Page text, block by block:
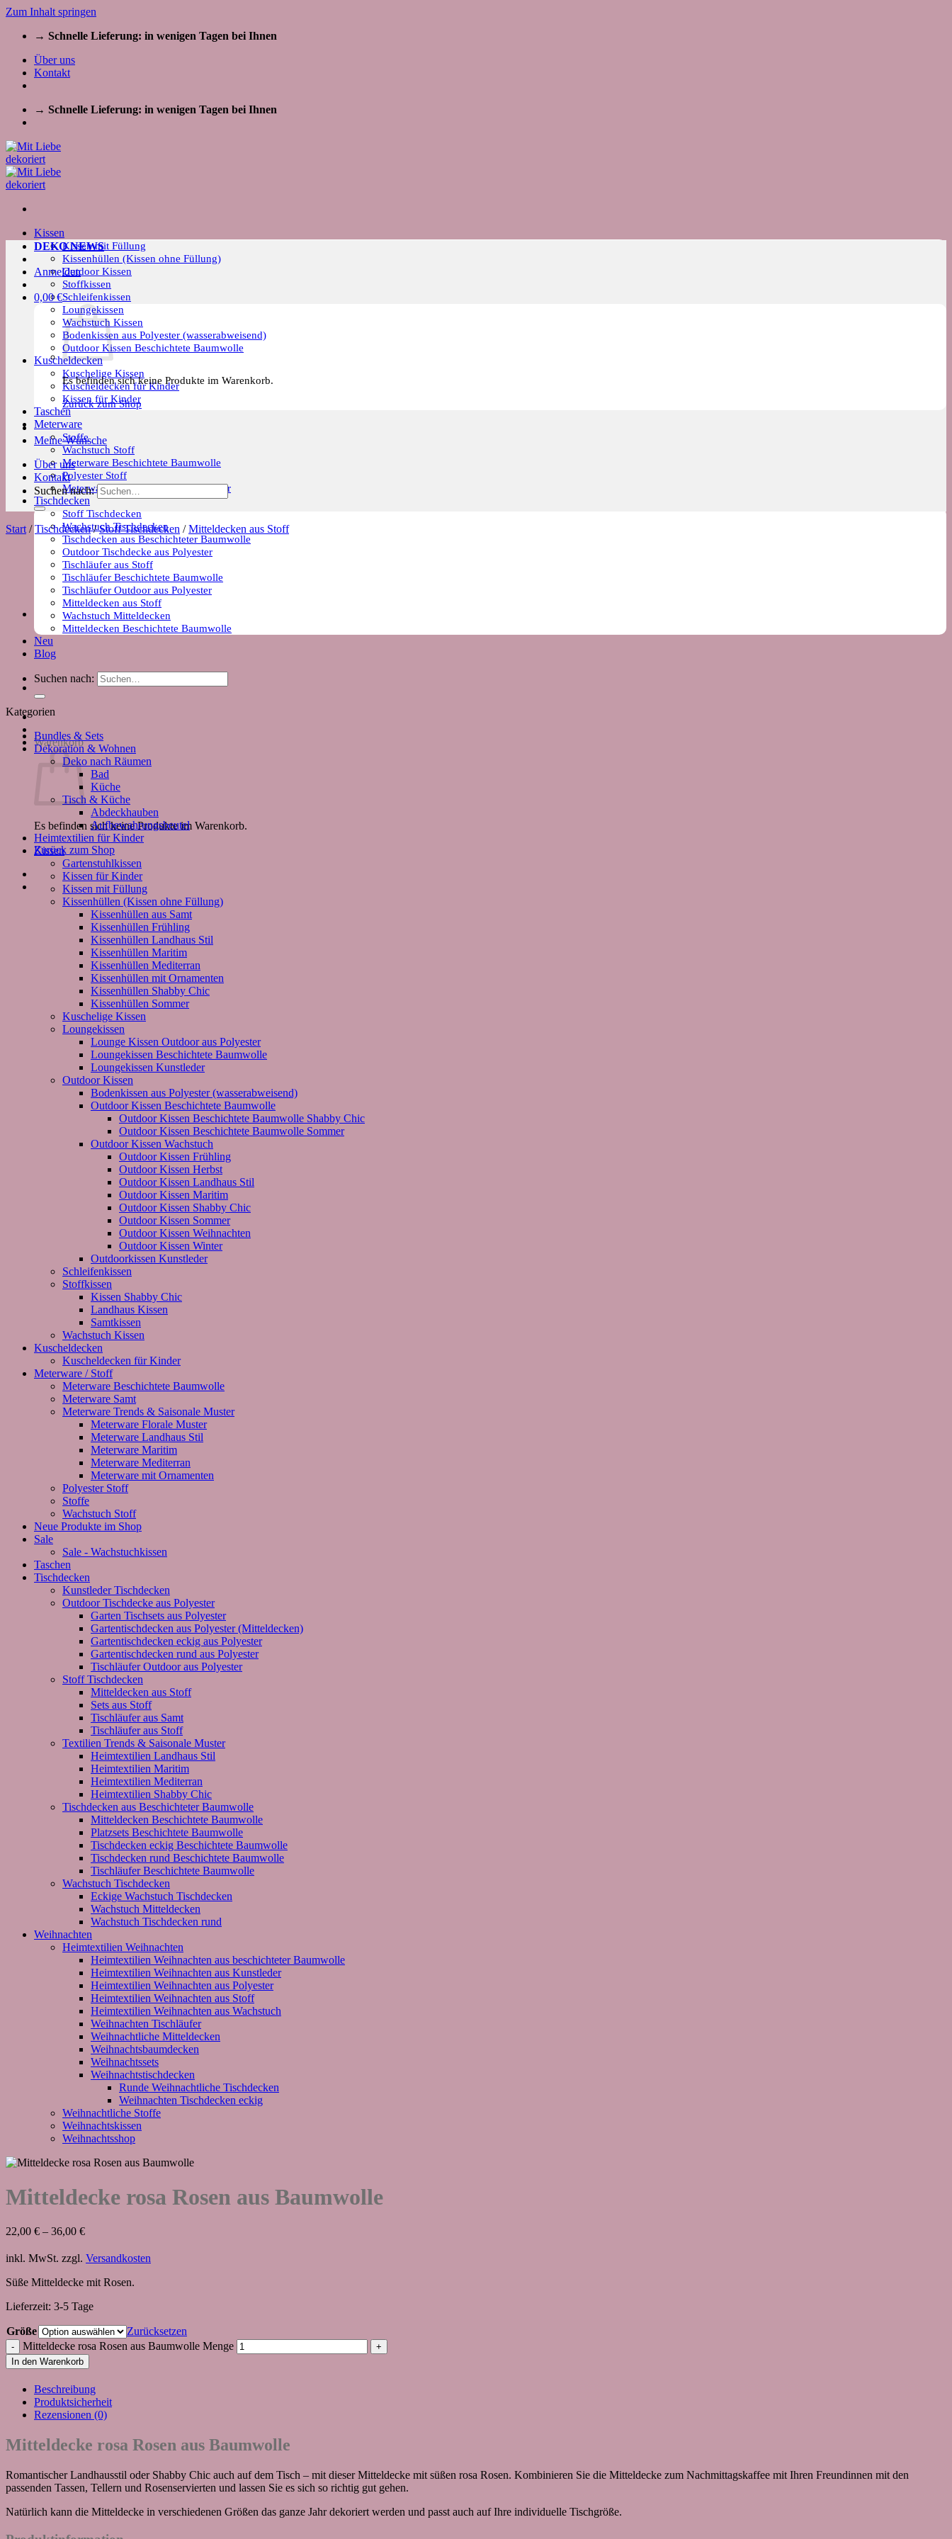
Zum Inhalt springen
→ Schnelle Lieferung: in wenigen Tagen bei Ihnen
Über uns
Kontakt
→ Schnelle Lieferung: in wenigen Tagen bei Ihnen
Kissen
Kissen mit Füllung
Kissenhüllen (Kissen ohne Füllung)
Outdoor Kissen
Stoffkissen
Schleifenkissen
Loungekissen
Wachstuch Kissen
Bodenkissen aus Polyester (wasserabweisend)
Outdoor Kissen Beschichtete Baumwolle
Kuscheldecken
Kuschelige Kissen
Kuscheldecken für Kinder
Kissen für Kinder
Taschen
Meterware
Stoffe
Wachstuch Stoff
Meterware Beschichtete Baumwolle
Polyester Stoff
Meterware Trends & Saisonale Muster
Tischdecken
Stoff Tischdecken
Wachstuch Tischdecken
Tischdecken aus Beschichteter Baumwolle
Outdoor Tischdecke aus Polyester
Tischläufer aus Stoff
Tischläufer Beschichtete Baumwolle
Tischläufer Outdoor aus Polyester
Mitteldecken aus Stoff
Wachstuch Mitteldecken
Mitteldecken Beschichtete Baumwolle
Neu
Blog
Suchen nach:
Warenkorb
Es befinden sich keine Produkte im Warenkorb.
Zurück zum Shop
DEKO NEWS
Anmelden
0,00€
Es befinden sich keine Produkte im Warenkorb.
Zurück zum Shop
Meine Wünsche
Über uns
Kontakt
Suchen nach:
Start / Tischdecken / Stoff Tischdecken / Mitteldecken aus Stoff
Kategorien
Bundles & Sets
Dekoration & Wohnen
Deko nach Räumen
Bad
Küche
Tisch & Küche
Abdeckhauben
Aufbewahrungsbeutel
Heimtextilien für Kinder
Kissen
Gartenstuhlkissen
Kissen für Kinder
Kissen mit Füllung
Kissenhüllen (Kissen ohne Füllung)
Kissenhüllen aus Samt
Kissenhüllen Frühling
Kissenhüllen Landhaus Stil
Kissenhüllen Maritim
Kissenhüllen Mediterran
Kissenhüllen mit Ornamenten
Kissenhüllen Shabby Chic
Kissenhüllen Sommer
Kuschelige Kissen
Loungekissen
Lounge Kissen Outdoor aus Polyester
Loungekissen Beschichtete Baumwolle
Loungekissen Kunstleder
Outdoor Kissen
Bodenkissen aus Polyester (wasserabweisend)
Outdoor Kissen Beschichtete Baumwolle
Outdoor Kissen Beschichtete Baumwolle Shabby Chic
Outdoor Kissen Beschichtete Baumwolle Sommer
Outdoor Kissen Wachstuch
Outdoor Kissen Frühling
Outdoor Kissen Herbst
Outdoor Kissen Landhaus Stil
Outdoor Kissen Maritim
Outdoor Kissen Shabby Chic
Outdoor Kissen Sommer
Outdoor Kissen Weihnachten
Outdoor Kissen Winter
Outdoorkissen Kunstleder
Schleifenkissen
Stoffkissen
Kissen Shabby Chic
Landhaus Kissen
Samtkissen
Wachstuch Kissen
Kuscheldecken
Kuscheldecken für Kinder
Meterware / Stoff
Meterware Beschichtete Baumwolle
Meterware Samt
Meterware Trends & Saisonale Muster
Meterware Florale Muster
Meterware Landhaus Stil
Meterware Maritim
Meterware Mediterran
Meterware mit Ornamenten
Polyester Stoff
Stoffe
Wachstuch Stoff
Neue Produkte im Shop
Sale
Sale - Wachstuchkissen
Taschen
Tischdecken
Kunstleder Tischdecken
Outdoor Tischdecke aus Polyester
Garten Tischsets aus Polyester
Gartentischdecken aus Polyester (Mitteldecken)
Gartentischdecken eckig aus Polyester
Gartentischdecken rund aus Polyester
Tischläufer Outdoor aus Polyester
Stoff Tischdecken
Mitteldecken aus Stoff
Sets aus Stoff
Tischläufer aus Samt
Tischläufer aus Stoff
Textilien Trends & Saisonale Muster
Heimtextilien Landhaus Stil
Heimtextilien Maritim
Heimtextilien Mediterran
Heimtextilien Shabby Chic
Tischdecken aus Beschichteter Baumwolle
Mitteldecken Beschichtete Baumwolle
Platzsets Beschichtete Baumwolle
Tischdecken eckig Beschichtete Baumwolle
Tischdecken rund Beschichtete Baumwolle
Tischläufer Beschichtete Baumwolle
Wachstuch Tischdecken
Eckige Wachstuch Tischdecken
Wachstuch Mitteldecken
Wachstuch Tischdecken rund
Weihnachten
Heimtextilien Weihnachten
Heimtextilien Weihnachten aus beschichteter Baumwolle
Heimtextilien Weihnachten aus Kunstleder
Heimtextilien Weihnachten aus Polyester
Heimtextilien Weihnachten aus Stoff
Heimtextilien Weihnachten aus Wachstuch
Weihnachten Tischläufer
Weihnachtliche Mitteldecken
Weihnachtsbaumdecken
Weihnachtssets
Weihnachtstischdecken
Runde Weihnachtliche Tischdecken
Weihnachten Tischdecken eckig
Weihnachtliche Stoffe
Weihnachtskissen
Weihnachtsshop
Mitteldecke rosa Rosen aus Baumwolle
22,00 € – 36,00 €
inkl. MwSt. zzgl. Versandkosten
Süße Mitteldecke mit Rosen.
Lieferzeit: 3-5 Tage
Größe
Zurücksetzen
Mitteldecke rosa Rosen aus Baumwolle Menge
In den Warenkorb
Beschreibung
Produktsicherheit
Rezensionen (0)
Mitteldecke rosa Rosen aus Baumwolle
Romantischer Landhausstil oder Shabby Chic auch auf dem Tisch – mit dieser Mitteldecke mit süßen rosa Rosen. Kombinieren Sie die Mitteldecke zum Nachmittagskaffee mit Ihren Freundinnen mit den
passenden Tassen, Tellern und Rosenservierten und lassen Sie es sich so richtig gut gehen.
Natürlich kann die Mitteldecke in verschiedenen Größen das ganze Jahr dekoriert werden und passt auch auf Ihre individuelle Tischgröße.